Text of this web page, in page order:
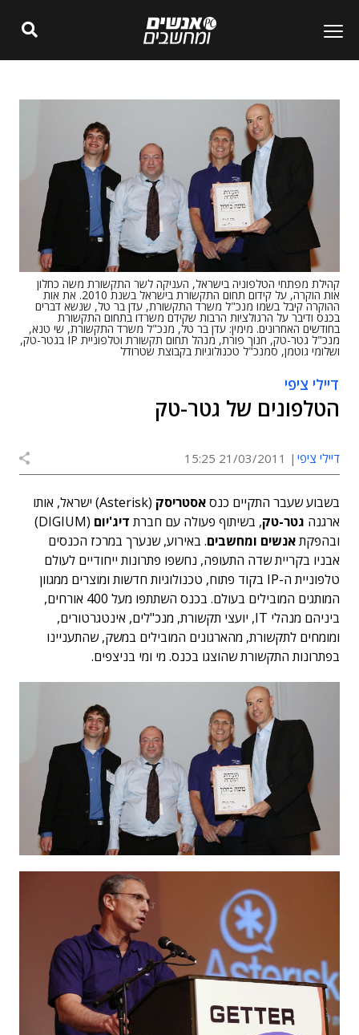
קהילת מפתחי הטלפוניה בישראל, העניקה לשר התקשורת משה כחלון
אות הוקרה, על קידום תחום התקשורת בישראל בשנת 2010. את אות
ההוקרה קיבל בשמו מנכ"ל משרד התקשורת, עדן בר טל, שנשא דברים
בכנס ודיבר על הרגולציות הרבות שקידם משרדו בתחום התקשורת
בחודשים האחרונים. מימין: עדן בר טל, מנכ"ל משרד התקשורת, שי טנא,
מנכ"ל גטר-טק, חנוך פורת, מנהל תחום תקשורת וטלפוניית IP בגטר-טק,
ושלומי גוטמן, סמנכ"ל טכנולוגיות בקבוצת שטרודל
דיילי ציפי
הטלפונים של גטר-טק
דיילי ציפי 21/03/2011 15:25
בשבוע שעבר התקיים כנסאסטריסק
(Asterisk) ישראל, אותו
ארגנה גטר-טק, בשיתוף פעולה עם חברת דיג'יום
(DIGIUM)
ובהפקתאנשים ומחשבים. באירוע, שנערך במרכז הכנסים
אבניו בקריית שדה התעופה, נחשפו פתרונות ייחודיים לעולם
טלפוניית ה-IP בקוד פתוח, טכנולוגיות חדשות ומוצרים ממגוון
המותגים המובילים בעולם. בכנס השתתפו מעל 400 אורחים,
ביניהם מנהלי IT, יועצי תקשורת, מנכ"לים, אינטגרטורים,
ומומחים לתקשורת, מהארגונים המובילים במשק, שהתעניינו
בפתרונות התקשורת שהוצגו בכנס. מי ומי בניצפים.